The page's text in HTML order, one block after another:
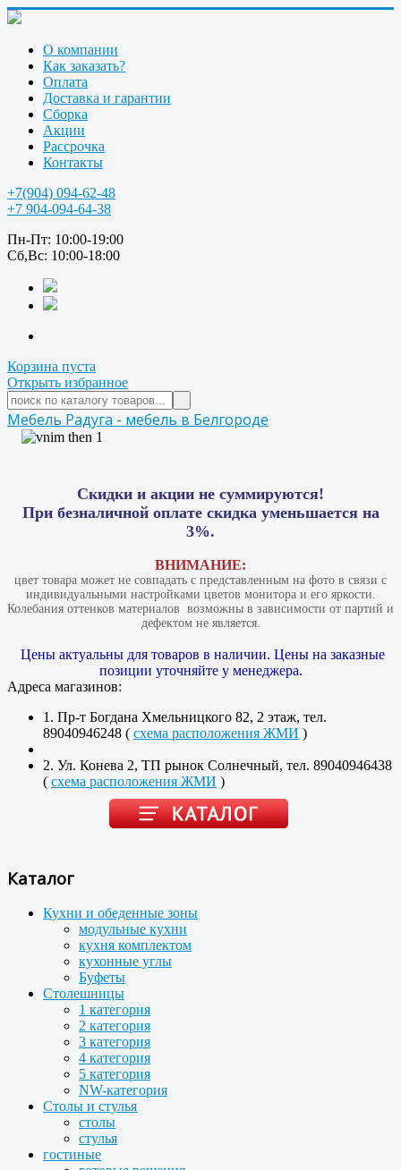
О компании
Как заказать?
Оплата
Доставка и гарантии
Сборка
Акции
Рассрочка
Контакты
+7(904) 094-62-48
+7 904-094-64-38
Пн-Пт: 10:00-19:00
Сб,Вс: 10:00-18:00
Корзина пуста
Открыть избранное
Мебель Радуга - мебель в Белгороде
Скидки и акции не суммируются!
При безналичной оплате скидка уменьшается на
3%.
ВНИМАНИЕ:
цвет товара может не совпадать с представленным на фото в связи с
индивидуальными настройками цветов монитора и его яркости.
Колебания оттенков материалов​ ​ возможны в зависимости от партий и
дефектом не является.
Цены актуальны для товаров в наличии. Цены на заказные
позиции уточняйте у менеджера.
Адреса магазинов:
1. Пр-т Богдана Хмельницкого 82, 2 этаж, тел.
89040946248 ( схема расположения ЖМИ )
2. Ул. Конева 2, ТП рынок Солнечный, тел. 89040946438
( схема расположения ЖМИ )
Каталог
Кухни и обеденные зоны
модульные кухни
кухня комплектом
кухонные углы
Буфеты
Столешницы
1 категория
2 категория
3 категория
4 категория
5 категория
NW-категория
Столы и стулья
столы
стулья
гостиные